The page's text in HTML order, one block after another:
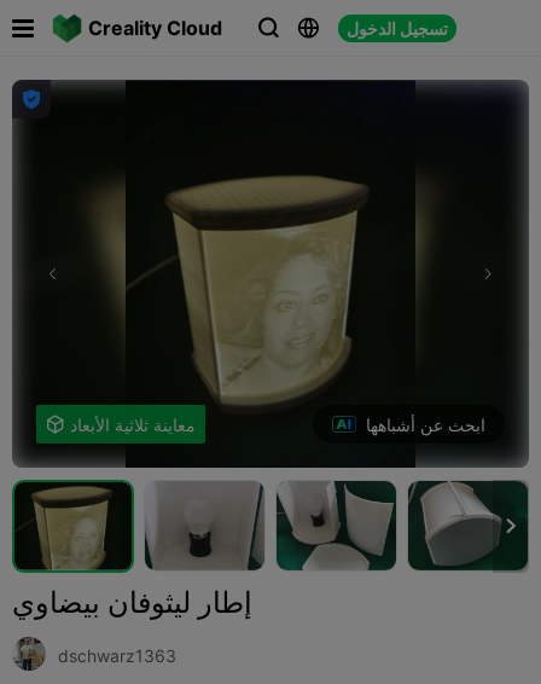
Creality Cloud   تسجيل الدخول
 

 معاينة ثلاثية الأبعاد ابحث عن أشباهها

إطار ليثوفان بيضاوي
dschwarz1363